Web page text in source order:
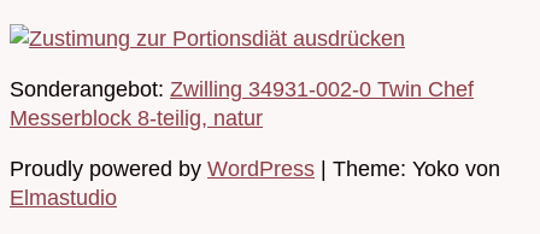
Sonderangebot: Zwilling 34931-002-0 Twin Chef
Messerblock 8-teilig, natur
Proudly powered by WordPress | Theme: Yoko von
Elmastudio